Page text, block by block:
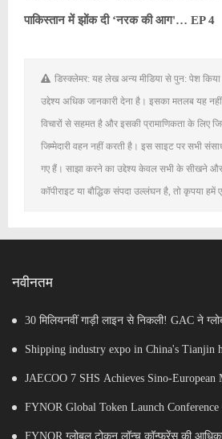
पाकिस्तान में झोंक दी ‘नरक की आग'… EP 4
डिस्क्लेमर: यह लेख अन्य मीडिया से पुन: पेश किया
उद्देश्य अधिक जानकारी देना है। इसका मतलब यह
विचारों से सहमत है और इसकी प्रामाणिकता के लिए
जिम्मेदारी वहन नहीं करती है। इस साइट पर सभी
गए हैं। साझा करने का उद्देश्य केवल सभी के सीखने
कॉपीराइट या बौद्धिक संपदा उल्लंघन है, तो कृपया
नवीनतम
30 मिलियनवीं गाड़ी लाइन से निकली! GAC ने
माइलस्टोन का जश्न मनाया
Shipping industry expo in China's Tianjin
JAECOO 7 SHS Achieves Sino-
Full Lifecycle Carbon Footprint of Just
FYNOR Global Token Launch
Global Circulation Ecosystem Enters a New
FYNOR ग्लोबल टोकन लॉन्च कॉन्फ्रेंस की